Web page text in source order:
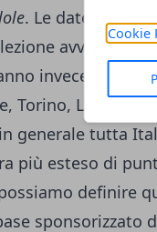
Cookie
. Le date sono
avverrà a
invece tenute
Torino, L'Aquila,
generale tutta
più esteso di
definire
sponsorizzato